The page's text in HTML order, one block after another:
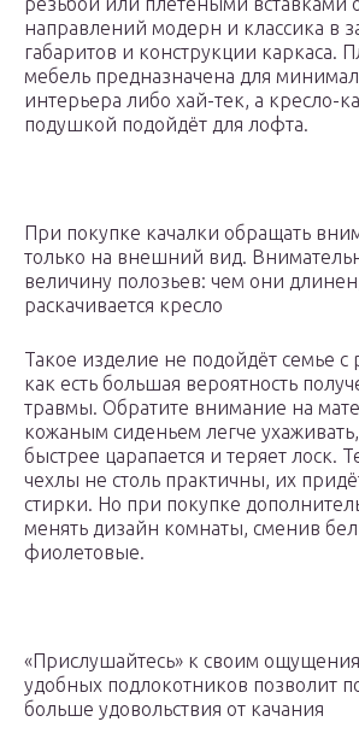
направлений модерн и классика в
габаритов и конструкции каркаса.
мебель предназначена для
интерьера либо хай-тек, а кресло-
подушкой подойдёт для лофта.
При покупке качалки обращать
только на внешний вид.
величину полозьев: чем они
раскачивается кресло
Такое изделие не подойдёт семье с
как есть большая вероятность
травмы. Обратите внимание на
кожаным сиденьем легче
быстрее царапается и теряет лоск.
чехлы не столь практичны, их
стирки. Но при покупке
менять дизайн комнаты, сменив
фиолетовые.
«Прислушайтесь» к своим
удобных подлокотников позволит
больше удовольствия от качания